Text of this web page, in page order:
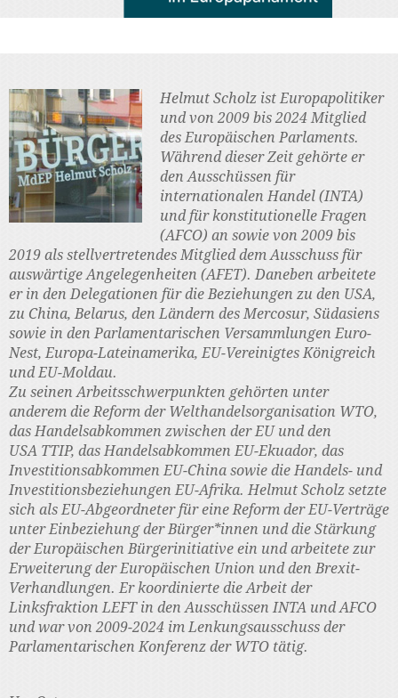
Helmut Scholz ist Europapolitiker
und von 2009 bis 2024 Mitglied
des Europäischen Parlaments.
Während dieser Zeit gehörte er
den Ausschüssen für
internationalen Handel (INTA)
und für konstitutionelle Fragen
(AFCO) an sowie von 2009 bis
2019 als stellvertretendes Mitglied dem Ausschuss für
auswärtige Angelegenheiten (AFET). Daneben arbeitete
er in den Delegationen für die Beziehungen zu den USA,
zu China, Belarus, den Ländern des Mercosur, Südasiens
sowie in den Parlamentarischen Versammlungen Euro-
Nest, Europa-Lateinamerika, EU-Vereinigtes Königreich
und EU-Moldau.
Zu seinen Arbeitsschwerpunkten gehörten unter
anderem die Reform der Welthandelsorganisation WTO,
das Handelsabkommen zwischen der EU und den
USA TTIP, das Handelsabkommen EU-Ekuador, das
Investitionsabkommen EU-China sowie die Handels- und
Investitionsbeziehungen EU-Afrika. Helmut Scholz setzte
sich als EU-Abgeordneter für eine Reform der EU-Verträge
unter Einbeziehung der Bürger*innen und die Stärkung
der Europäischen Bürgerinitiative ein und arbeitete zur
Erweiterung der Europäischen Union und den Brexit-
Verhandlungen. Er koordinierte die Arbeit der
Linksfraktion LEFT in den Ausschüssen INTA und AFCO
und war von 2009-2024 im Lenkungsausschuss der
Parlamentarischen Konferenz der WTO tätig.